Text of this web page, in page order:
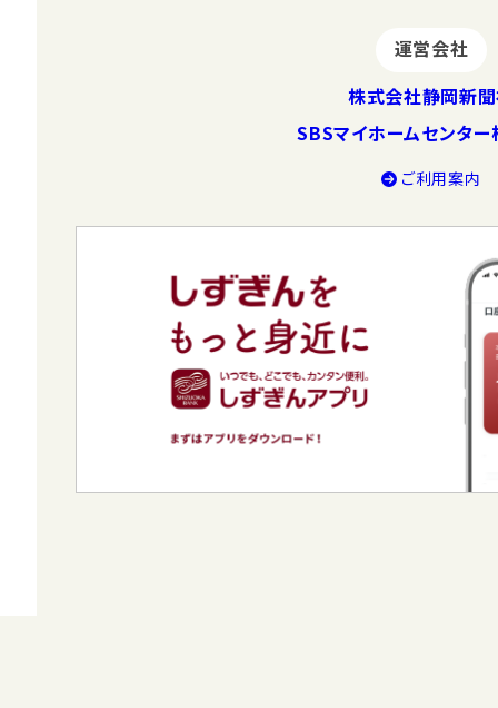
運営会社
株式会社静岡新
SBSマイホームセンタ
ご利⽤案内